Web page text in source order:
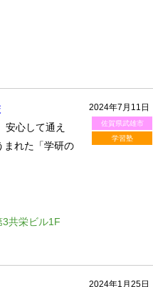
2024年7月11日
佐賀県武雄市
学習塾
安心して通え
まれた「学研の
共栄ビル1F
2024年1月25日